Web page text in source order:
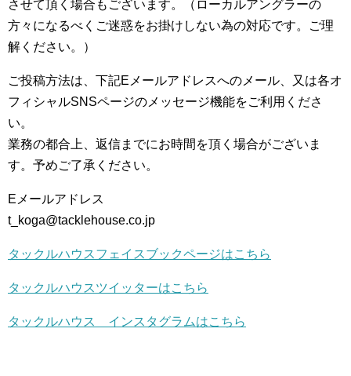
させて頂く場合もございます。（ローカルアングラーの
方々になるべくご迷惑をお掛けしない為の対応です。ご理
解ください。）
ご投稿方法は、下記Eメールアドレスへのメール、又は各オ
フィシャルSNSページのメッセージ機能をご利用くださ
い。
業務の都合上、返信までにお時間を頂く場合がございま
す。予めご了承ください。
Eメールアドレス
t_koga@tacklehouse.co.jp
タックルハウスフェイスブックページはこちら
タックルハウスツイッターはこちら
タックルハウス インスタグラムはこちら